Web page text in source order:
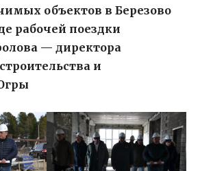
объектов в Березово
рабочей поездки
— директора
и